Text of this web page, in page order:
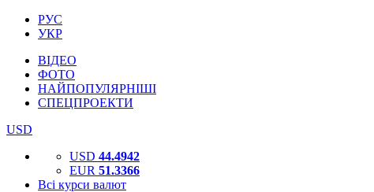
РУС
УКР
ВІДЕО
ФОТО
НАЙПОПУЛЯРНІШІ
СПЕЦПРОЕКТИ
USD
USD 44.4942
EUR 51.3366
Всі курси валют